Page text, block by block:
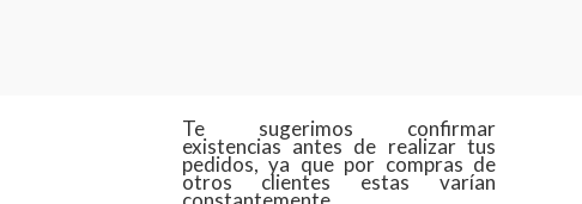
Te sugerimos confirmar
existencias antes de realizar tus
pedidos, ya que por compras de
otros clientes estas varían